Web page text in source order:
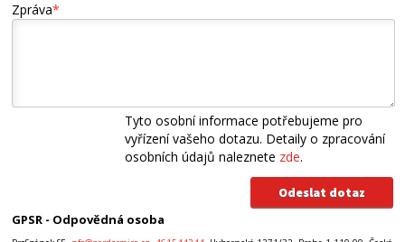
Zpráva*
Tyto osobní informace potřebujeme pro
vyřízení vašeho dotazu. Detaily o zpracování
osobních údajů naleznete zde.
GPSR - Odpovědná osoba